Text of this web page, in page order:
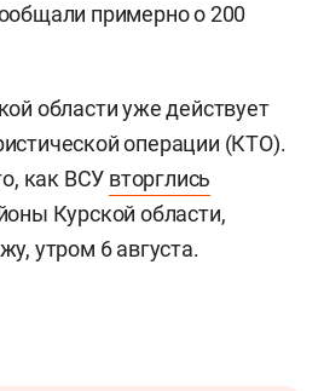
примерно о 200
области уже действует
операции (КТО).
как ВСУ вторглись
Курской области,
утром 6 августа.